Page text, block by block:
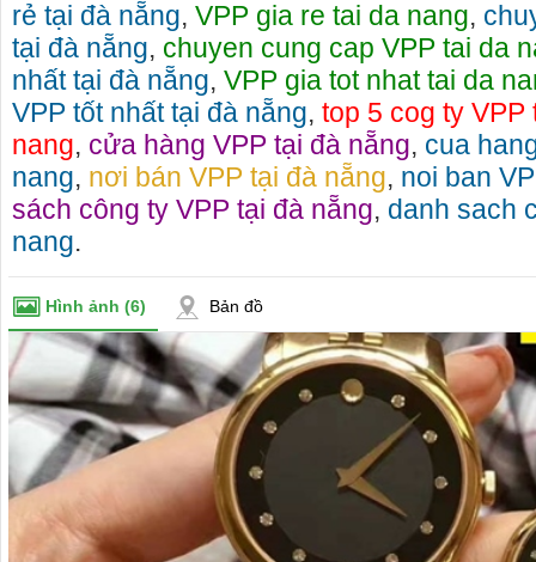
rẻ tại đà nẵng, VPP gia re tai da nang,
tại đà nẵng, chuyen cung cap VPP tai da
nhất tại đà nẵng, VPP gia tot nhat tai da
VPP tốt nhất tại đà nẵng, top 5 cog ty VPP
nang, cửa hàng VPP tại đà nẵng, cua
nang, nơi bán VPP tại đà nẵng, noi ban
sách công ty VPP tại đà nẵng, danh sach
nang.
Hình ảnh (6) Bản đồ